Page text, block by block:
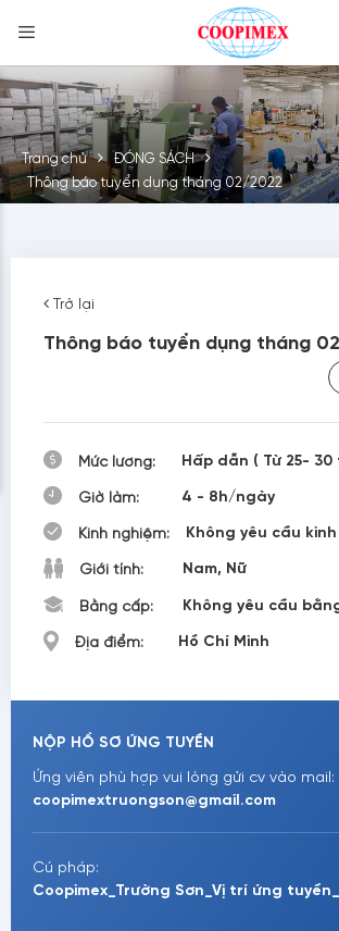
Skip
to
content
Trang chủ
ĐÓNG SÁCH
Thông báo tuyển dụng tháng 02/2022
Trở lại
Thông báo tuyển dụng tháng
Mức lương: Hấp dẫn ( Từ 25- 30
Giờ làm: 4 - 8h/ngày
Kinh nghiệm: Không yêu cầu
Giới tính: Nam, Nữ
Bằng cấp: Không yêu cầu
Địa điểm: Hồ Chí Minh
NỘP HỒ SƠ ỨNG TUYỀN
Ứng viên phù hợp vui lòng gửi cv vào mail:
coopimextruongson@gmail.com
Cú pháp:
Coopimex_Trường Sơn_Vị trí ứng